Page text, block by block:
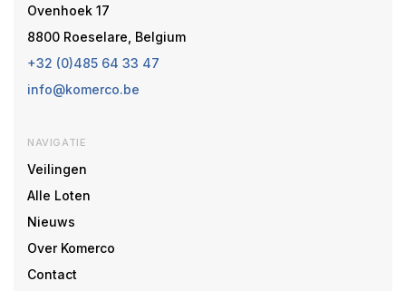
Ovenhoek 17
8800 Roeselare, Belgium
+32 (0)485 64 33 47
info@komerco.be
NAVIGATIE
Veilingen
Alle Loten
Nieuws
Over Komerco
Contact